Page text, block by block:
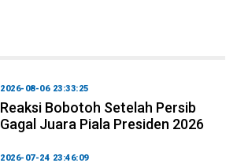
2026-08-06 23:33:25
Reaksi Bobotoh Setelah Persib
Gagal Juara Piala Presiden 2026
2026-07-24 23:46:09